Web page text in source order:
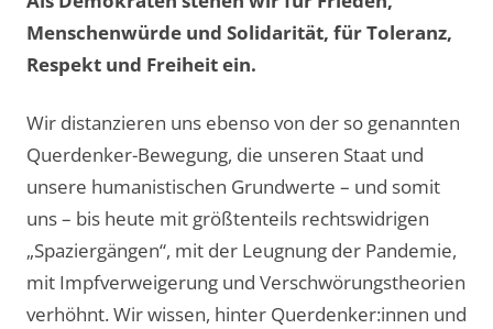
Menschenwürde und Solidarität, für Toleranz,
Respekt und Freiheit ein.
Wir distanzieren uns ebenso von der so genannten
Querdenker-Bewegung, die unseren Staat und
unsere humanistischen Grundwerte – und somit
uns – bis heute mit größtenteils rechtswidrigen
„Spaziergängen“, mit der Leugnung der Pandemie,
mit Impfverweigerung und Verschwörungstheorien
verhöhnt. Wir wissen, hinter Querdenker:innen und